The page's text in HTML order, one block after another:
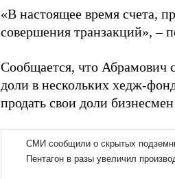
«В настоящее время счета,
совершения транзакций», –
Сообщается, что Абрамович
доли в нескольких хедж-
продать свои доли